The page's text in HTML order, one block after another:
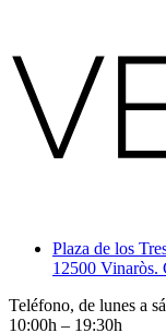
Plaza de los
12500 Vinaròs.
Teléfono, de lunes a
10:00h – 19:30h